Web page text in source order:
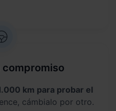
compromiso
km para probar el
cámbialo por otro.